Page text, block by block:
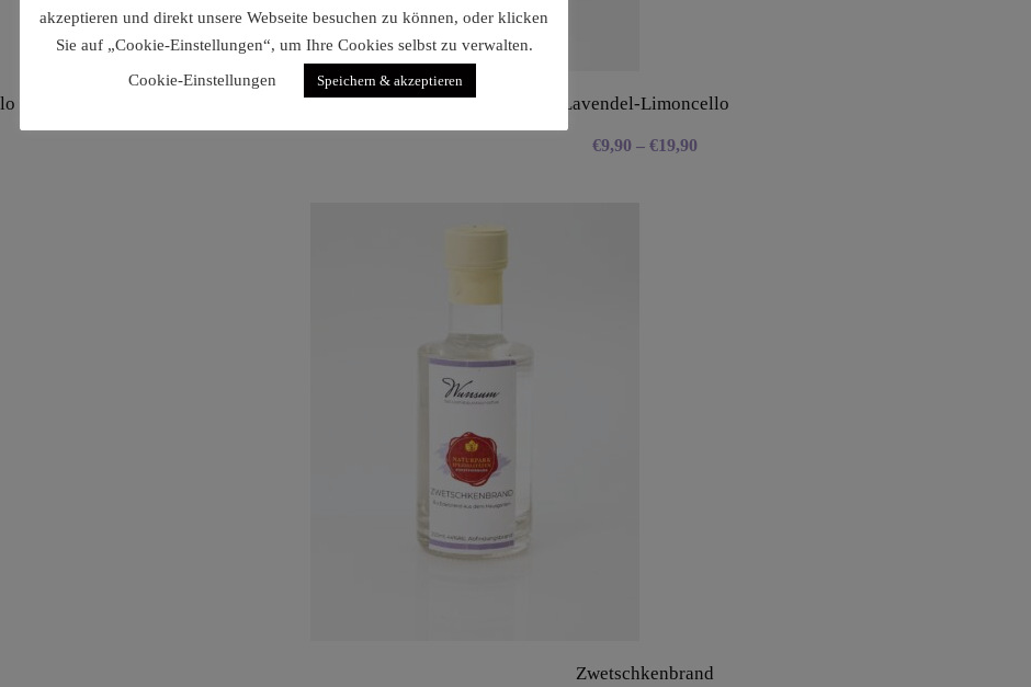
Lavendel-Limoncello
€9,90 – €19,90
Zwetschkenbrand
akzeptieren und direkt unsere Webseite besuchen zu können, oder klicken
Sie auf „Cookie-Einstellungen“, um Ihre Cookies selbst zu verwalten.
Cookie-Einstellungen
Speichern & akzeptieren